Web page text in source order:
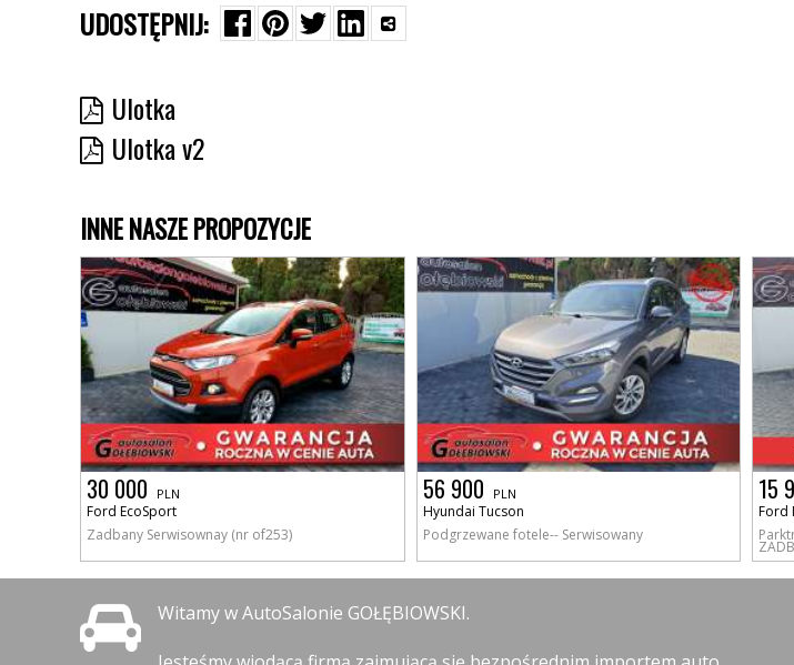
UDOSTĘPNIJ:
Ulotka
Ulotka v2
INNE NASZE PROPOZYCJE
30 000 PLN
Ford EcoSport
Zadbany Serwisownay (nr of253)
56 900 PLN
Hyundai Tucson
Podgrzewane fotele-- Serwisowany
15
Ford
Witamy w AutoSalonie GOŁĘBIOWSKI.